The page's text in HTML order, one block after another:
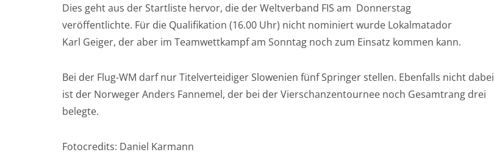
Dies geht aus der Startliste hervor, die der Weltverband FIS am Donnerstag
veröffentlichte. Für die Qualifikation (16.00 Uhr) nicht nominiert wurde Lokalmatador
Karl Geiger, der aber im Teamwettkampf am Sonntag noch zum Einsatz kommen kann.
Bei der Flug-WM darf nur Titelverteidiger Slowenien fünf Springer stellen. Ebenfalls nicht dabei
ist der Norweger Anders Fannemel, der bei der Vierschanzentournee noch Gesamtrang drei
belegte.
Fotocredits: Daniel Karmann